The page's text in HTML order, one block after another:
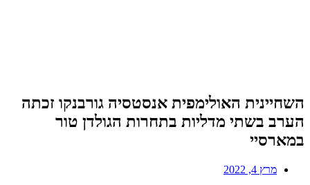
השחיינית האולימפית אנסטסיה גורבנקו זכתה
הערב בשתי מדליות בתחרות הגולדן טור
במארסיי
מרץ 4, 2022